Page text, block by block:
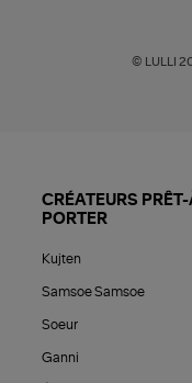
© LULLI
CRÉATEURS
PORTER
Kujten
Samsoe Samsoe
Soeur
Ganni